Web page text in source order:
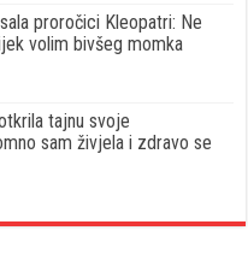
proročici Kleopatri: Ne
volim bivšeg momka
tajnu svoje
sam živjela i zdravo se